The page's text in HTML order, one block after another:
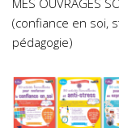
(confiance en soi,
pédagogie)